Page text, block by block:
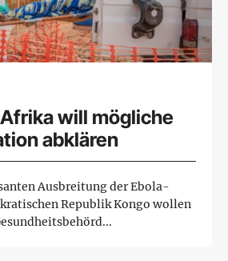
will mögliche
abklären
Ausbreitung der Ebola-
Republik Kongo wollen